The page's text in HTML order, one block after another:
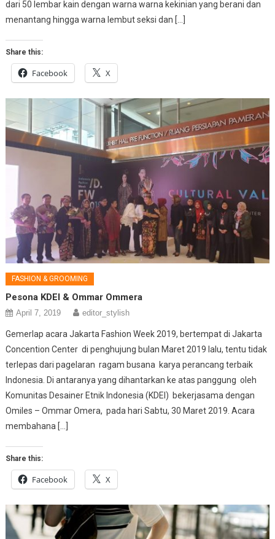
dari 50 lembar kain dengan warna warna kekinian yang berani dan
menantang hingga warna lembut seksi dan […]
Share this:
Facebook X
FASHION & GROOMING
Pesona KDEI & Ommar Ommera
April 7, 2019 editor_stylish
Gemerlap acara Jakarta Fashion Week 2019, bertempat di Jakarta
Concention Center di penghujung bulan Maret 2019 lalu, tentu tidak
terlepas dari pagelaran ragam busana karya perancang terbaik
Indonesia. Di antaranya yang dihantarkan ke atas panggung oleh
Komunitas Desainer Etnik Indonesia (KDEI) bekerjasama dengan
Omiles – Ommar Omera, pada hari Sabtu, 30 Maret 2019. Acara
membahana […]
Share this:
Facebook X